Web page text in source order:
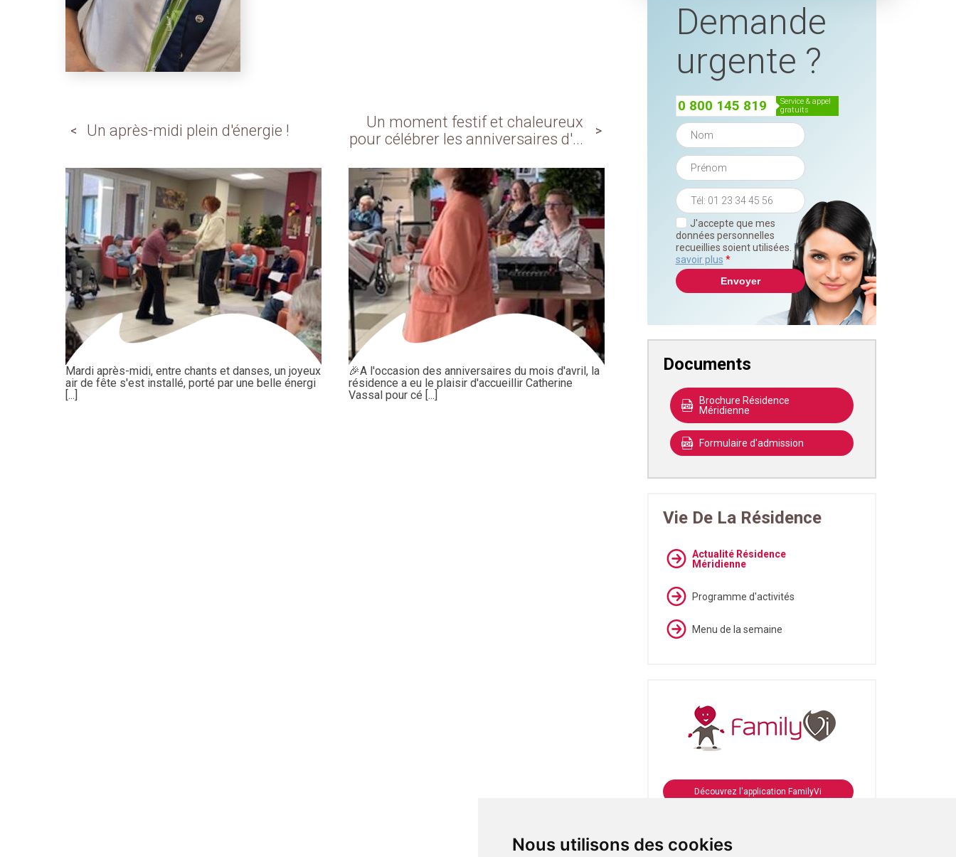
Nous utilisons des cookies
Un après-midi plein d'énergie !
Mardi après-midi, entre chants et danses, un joyeux
air de fête s'est installé, porté par une belle énergi
[...]
Un moment festif et chaleureux
pour célébrer les anniversaires d'...
🎉A l'occasion des anniversaires du mois d'avril, la
résidence a eu le plaisir d'accueillir Catherine
Vassal pour cé [...]
Demande
urgente ?
0 800 145 819
service & appel
gratuits
J'accepte que mes
données personnelles
recueillies soient utilisées. En
savoir plus *
Documents
Brochure Résidence
Méridienne
Formulaire d'admission
Vie De La Résidence
Actualité Résidence
Méridienne
Programme d'activités
Menu de la semaine
Découvrez l'application FamilyVi